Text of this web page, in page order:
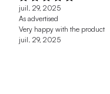
juil. 29, 2025
As advertised
Very happy with the product
juil. 29, 2025